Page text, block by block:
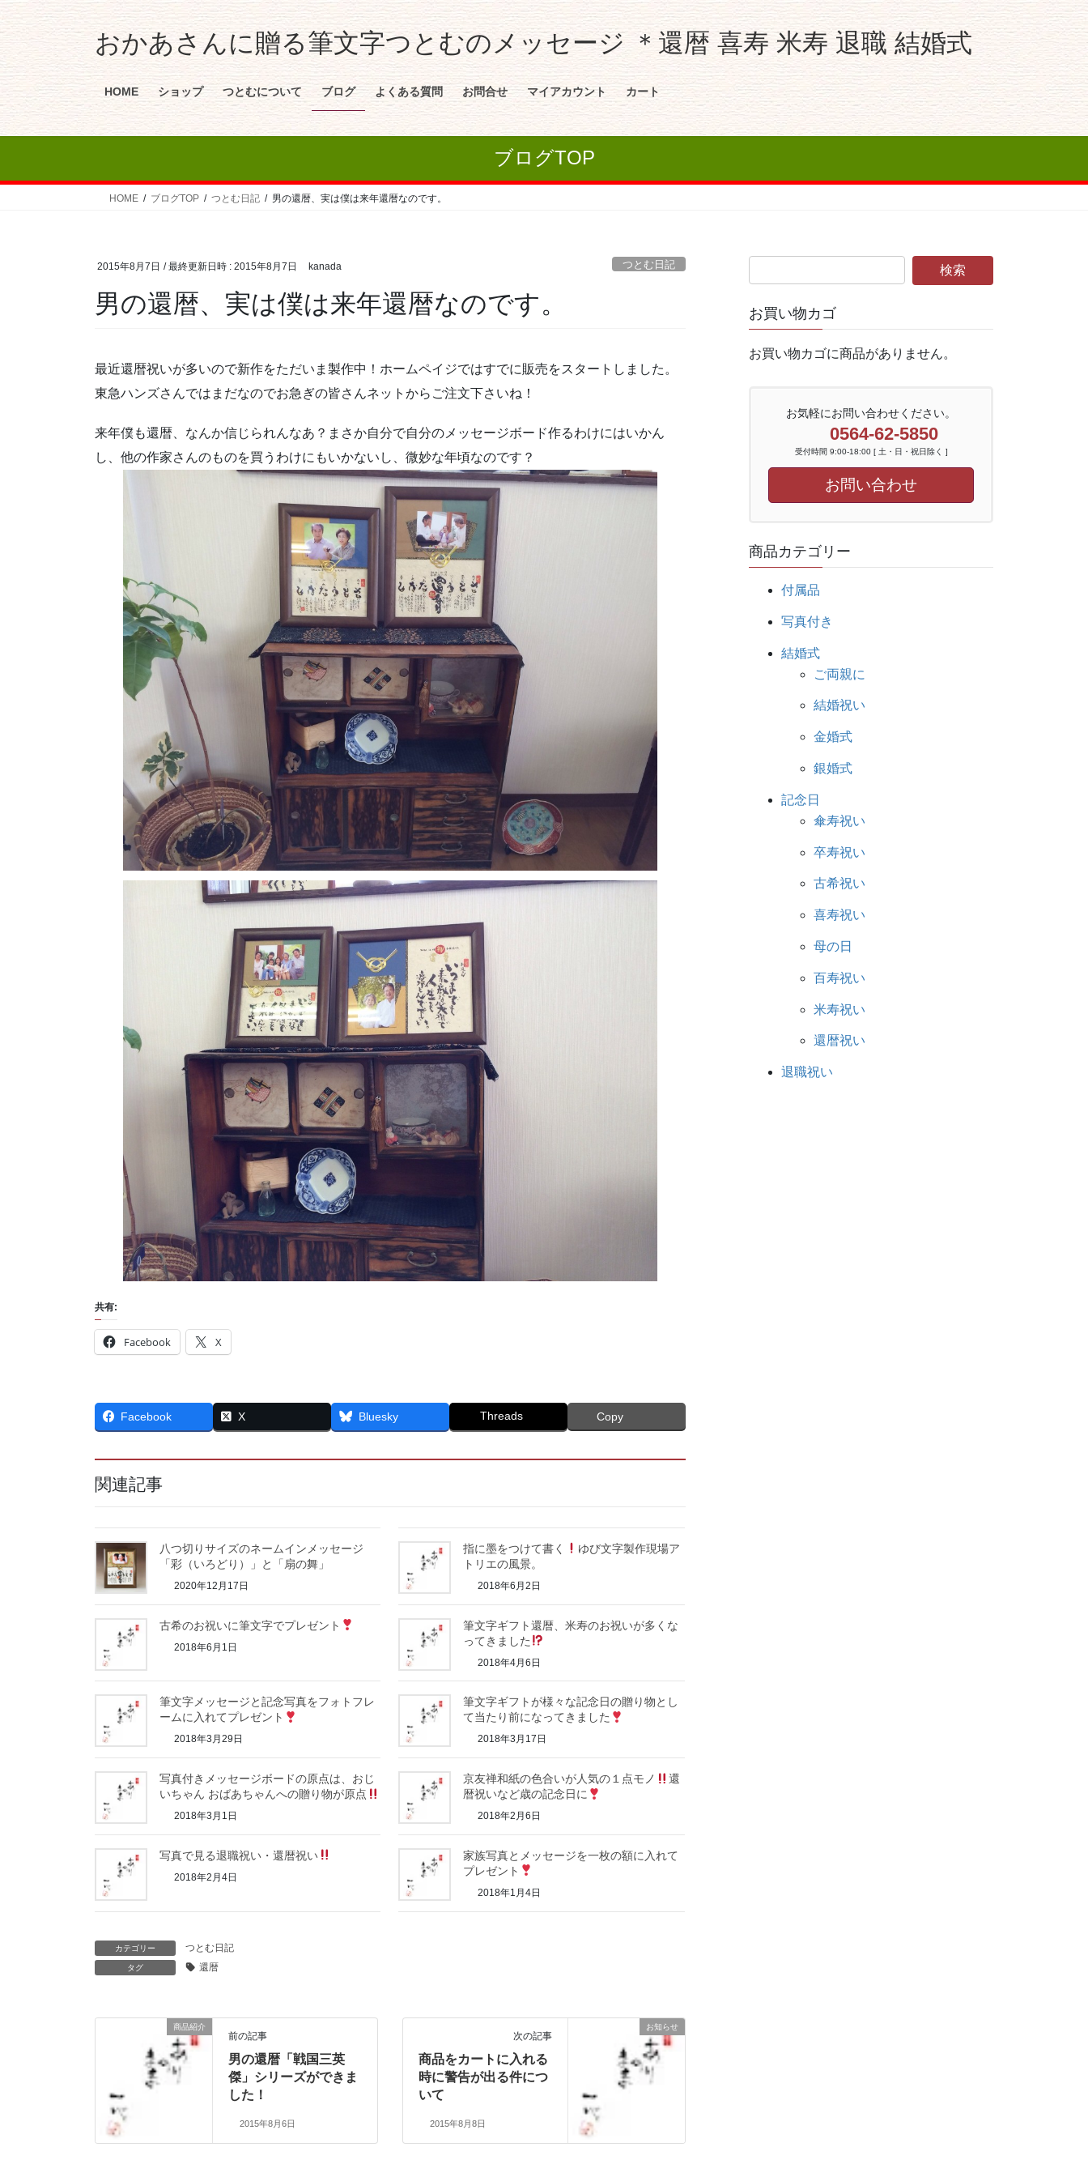
おかあさんに贈る筆文字つとむのメッセージ ＊還暦 喜寿 米寿 退職 結婚式
HOME ショップ つとむについて ブログ よくある質問 お問合せ マイアカウント カート
ブログTOP
HOME ブログTOP つとむ日記 男の還暦、実は僕は来年還暦なのです。
2015年8月7日 / 最終更新日時 : 2015年8月7日 kanada つとむ日記
男の還暦、実は僕は来年還暦なのです。
最近還暦祝いが多いので新作をただいま製作中！ホームペイジではすでに販売をスタートしました。
東急ハンズさんではまだなのでお急ぎの皆さんネットからご注文下さいね！
来年僕も還暦、なんか信じられんなあ？まさか自分で自分のメッセージボード作るわけにはいかん
し、他の作家さんのものを買うわけにもいかないし、微妙な年頃なのです？
共有:
Facebook X
Facebook X Bluesky Threads Copy
関連記事
八つ切りサイズのネームインメッセージ
「彩（いろどり）」と「扇の舞」
2020年12月17日
指に墨をつけて書く
ゆび文字製作現場ア
トリエの風景。
2018年6月2日
古希のお祝いに筆文字でプレゼント
2018年6月1日
筆文字ギフト還暦、米寿のお祝いが多くな
ってきました
2018年4月6日
筆文字メッセージと記念写真をフォトフレ
ームに入れてプレゼント
2018年3月29日
筆文字ギフトが様々な記念日の贈り物とし
て当たり前になってきました
2018年3月17日
写真付きメッセージボードの原点は、おじ
いちゃん おばあちゃんへの贈り物が原点
2018年3月1日
京友禅和紙の色合いが人気の１点モノ
還
暦祝いなど歳の記念日に
2018年2月6日
写真で見る退職祝い・還暦祝い
2018年2月4日
家族写真とメッセージを一枚の額に入れて
プレゼント
2018年1月4日
カテゴリー つとむ日記
タグ 還暦
商品紹介
前の記事
男の還暦「戦国三英
傑」シリーズができま
した！
2015年8月6日
お知らせ
次の記事
商品をカートに入れる
時に警告が出る件につ
いて
2015年8月8日
お買い物カゴ
お買い物カゴに商品がありません。
お気軽にお問い合わせください。
0564-62-5850
受付時間 9:00-18:00 [ 土・日・祝日除く ]
お問い合わせ
商品カテゴリー
付属品
写真付き
結婚式
ご両親に
結婚祝い
金婚式
銀婚式
記念日
傘寿祝い
卒寿祝い
古希祝い
喜寿祝い
母の日
百寿祝い
米寿祝い
還暦祝い
退職祝い